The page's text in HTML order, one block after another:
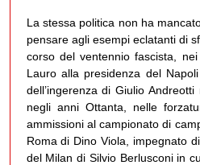
La stessa politica non ha
pensare agli esempi eclatanti di
corso del ventennio fascista,
Lauro alla presidenza del
dell’ingerenza di Giulio
negli anni Ottanta, nelle
ammissioni al campionato di
Roma di Dino Viola, impegnato
del Milan di Silvio Berlusconi in